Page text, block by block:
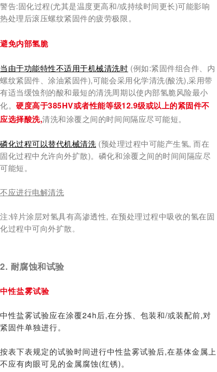
警告:固化过程(尤其是温度更高和/或持续时间更长)可能影响
热处理后滚压螺纹紧固件的疲劳极限。
避免内部氢脆
当由于功能特性不适用于机械清洗时 (例如:紧固件组合件、内
螺纹紧固件、涂油紧固件),可能会采用化学清洗(酸洗),采用带
有适当缓蚀剂的酸和最短的清洗周期以使内部氢脆风险最小
化。硬度高于385HV或者性能等级12.9级或以上的紧固件不
应选择酸洗,清洗和涂覆之间的时间间隔应尽可能短。
磷化过程可以替代机械清洗 (预处理过程中可能产生氢, 而在
固化过程中允许向外扩散)。磷化和涂覆之间的时间间隔应尽
可能短。
不应进行电解清洗
注:锌片涂层对氢具有高渗透性, 在预处理过程中吸收的氢在固
化过程中可向外扩散。
2. 耐腐蚀和试验
中性盐雾试验
中性盐雾试验应在涂覆24h后,在分拣、包装和/或装配前,对
紧固件单独进行。
按表下表规定的试验时间进行中性盐雾试验后,在基体金属上
不应有肉眼可见的金属腐蚀(红锈)。